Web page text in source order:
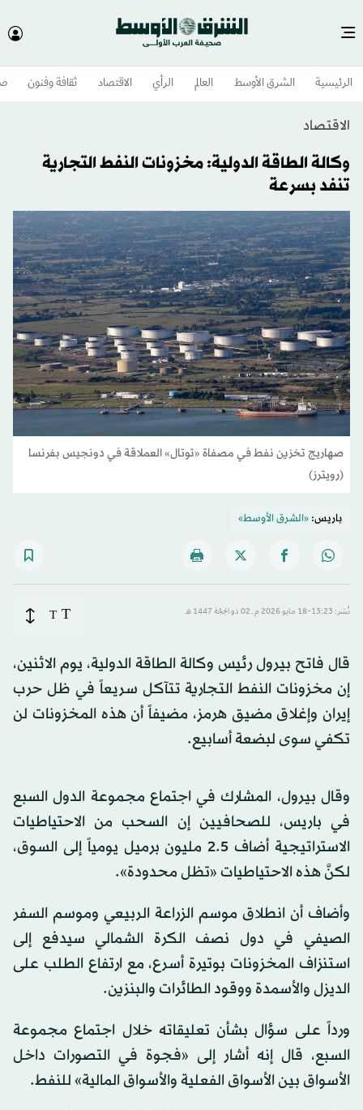
الرئيسية الشرق الأوسط​ العالم الرأي الاقتصاد ثقافة وفنون
الاقتصاد
وكالة الطاقة الدولية: مخزونات النفط التجارية
تنفد بسرعة
صهاريج تخزين نفط في مصفاة «توتال» العملاقة في دونجيس بفرنسا
(رويترز)
باريس:«الشرق الأوسط»
نُشر: 13:23-18 مايو 2026 م ـ 02 ذو الحِجّة 1447 هـ T
T
قال فاتح بيرول رئيس وكالة الطاقة الدولية، يوم الاثنين،
إن مخزونات النفط التجارية تتآكل سريعاً في ظل حرب
إيران وإغلاق مضيق هرمز، مضيفاً أن هذه المخزونات لن
تكفي سوى لبضعة أسابيع.
وقال بيرول، المشارك في اجتماع مجموعة الدول السبع
في باريس، للصحافيين إن السحب من الاحتياطيات
الاستراتيجية أضاف 2.5 مليون برميل يومياً إلى السوق،
لكنَّ هذه الاحتياطيات «تظل محدودة».
وأضاف أن انطلاق موسم الزراعة الربيعي وموسم السفر
الصيفي في دول نصف الكرة الشمالي سيدفع إلى
استنزاف المخزونات بوتيرة أسرع، مع ارتفاع الطلب على
الديزل والأسمدة ووقود الطائرات والبنزين.
ورداً على سؤال بشأن تعليقاته خلال اجتماع مجموعة
السبع، قال إنه أشار إلى «فجوة في التصورات داخل
الأسواق بين الأسواق الفعلية والأسواق المالية» للنفط.